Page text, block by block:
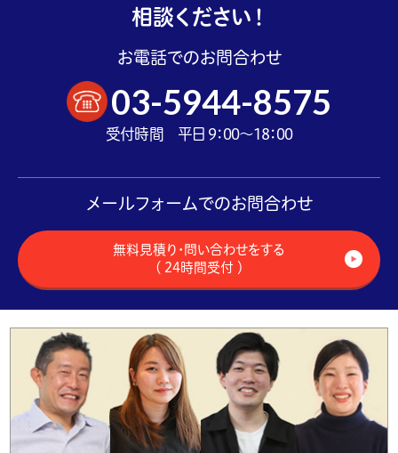
相談ください！
お電話でのお問合わせ
03-5944-8575
受付時間 平日 9：00～18：00
メールフォームでのお問合わせ
無料見積り・問い合わせをする
（ 24時間受付 ）